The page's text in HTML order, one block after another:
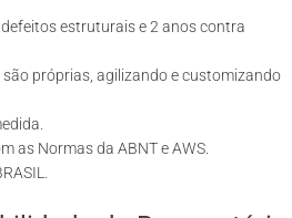
estruturais e 2 anos contra
próprias, agilizando e customizando
as Normas da ABNT e AWS.